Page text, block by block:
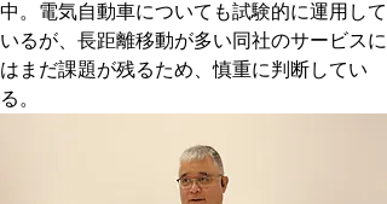
中。電気自動車についても試験的に運用して
いるが、長距離移動が多い同社のサービスに
はまだ課題が残るため、慎重に判断してい
る。